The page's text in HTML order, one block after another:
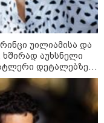
უილიამისა და
აუხსნელი
დეტალებზე